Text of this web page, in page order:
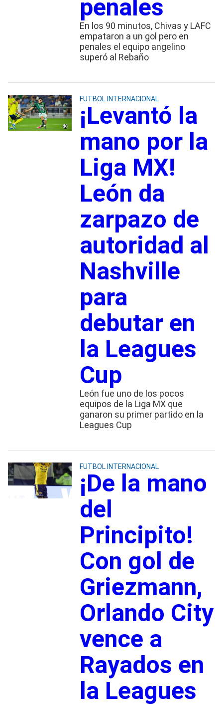
penales
En los 90 minutos, Chivas y LAFC
empataron a un gol pero en
penales el equipo angelino
superó al Rebaño
FUTBOL INTERNACIONAL
¡Levantó la
mano por la
Liga MX!
León da
zarpazo de
autoridad al
Nashville
para
debutar en
la Leagues
Cup
León fue uno de los pocos
equipos de la Liga MX que
ganaron su primer partido en la
Leagues Cup
FUTBOL INTERNACIONAL
¡De la mano
del
Principito!
Con gol de
Griezmann,
Orlando City
vence a
Rayados en
la Leagues